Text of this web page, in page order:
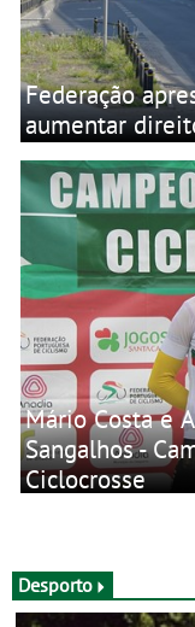
Federação
aumentar
Mário Costa e
Sangalhos -
Ciclocrosse
Desporto